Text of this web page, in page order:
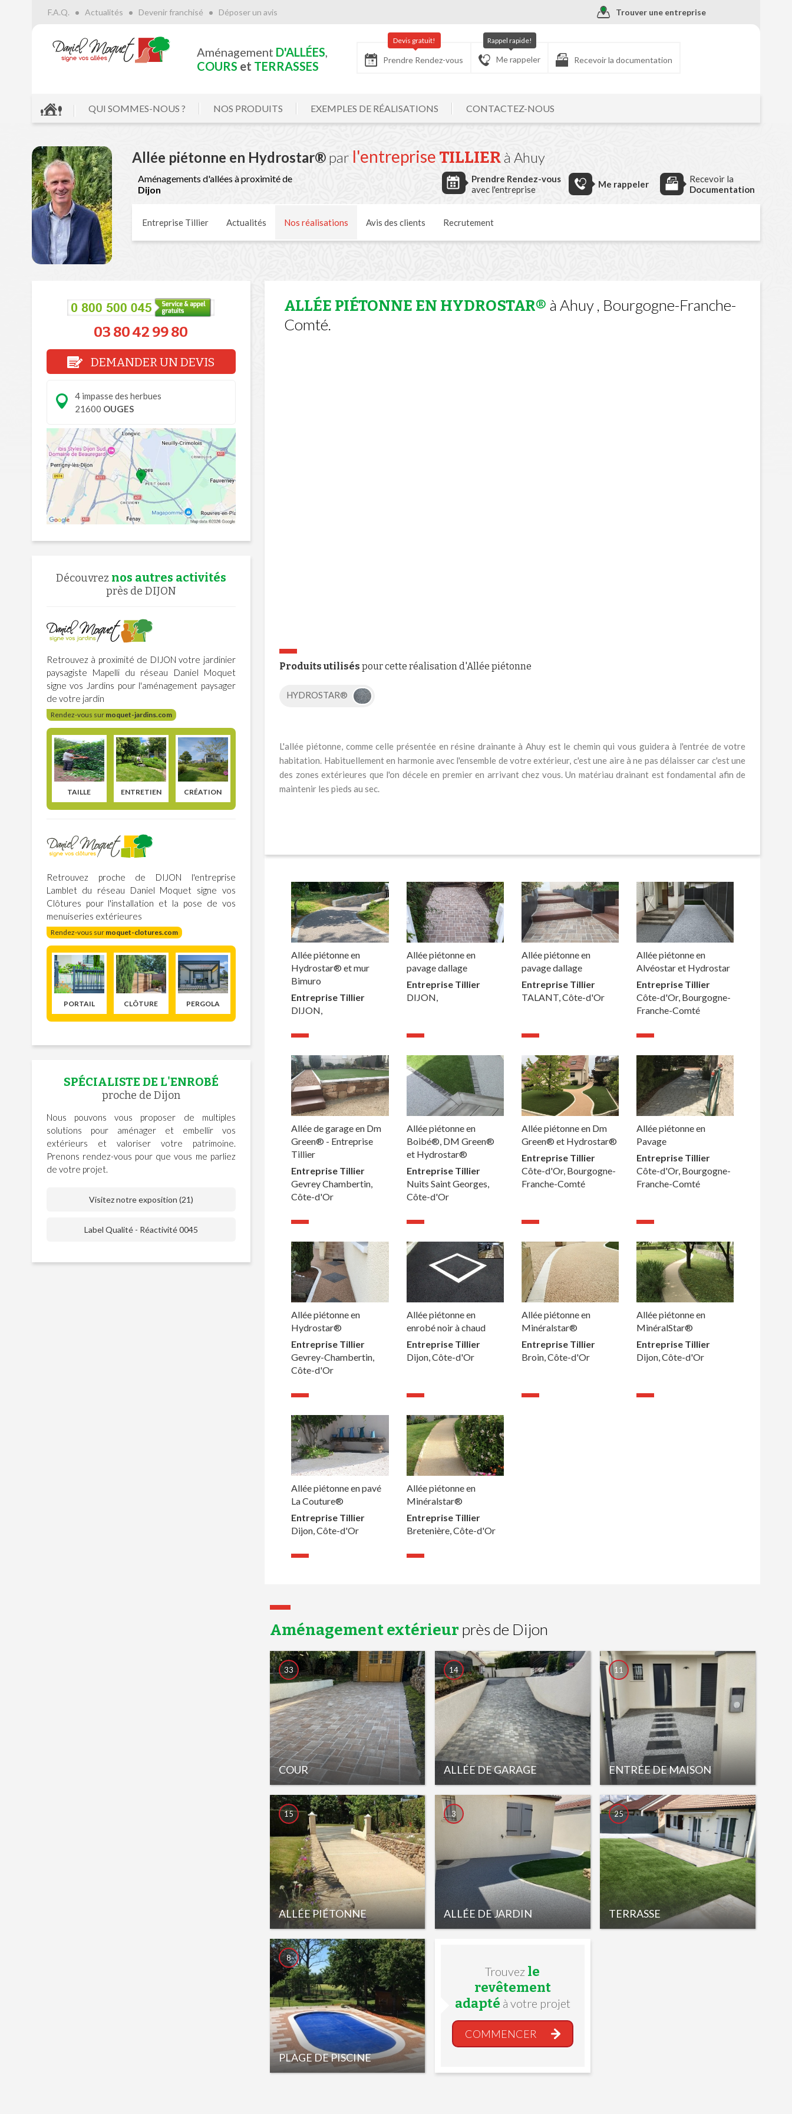
Trouver une entreprise
F.A.Q. Actualités Devenir franchisé Déposer un avis
Aménagement D'ALLÉES,
COURS et TERRASSES Prendre Rendez-vous
Devis gratuit!
Me rappeler
Rappel rapide!
Recevoir la documentation
QUI SOMMES-NOUS ? NOS PRODUITS EXEMPLES DE RÉALISATIONS CONTACTEZ-NOUS
Allée piétonne en Hydrostar®par l'entreprise TILLIERà Ahuy
Aménagements d'allées à proximité de
Dijon
Prendre Rendez-vous
avec l'entreprise
Me rappeler
Recevoir la
Documentation
Entreprise Tillier Actualités Nos réalisations Avis des clients Recrutement
03 80 42 99 80
DEMANDER UN DEVIS
4 impasse des herbues
21600 OUGES
Découvrez nos autres activités
près de DIJON
Retrouvez à proximité de DIJON votre jardinier
paysagiste Mapelli du réseau Daniel Moquet
signe vos Jardins pour l'aménagement paysager
de votre jardin
Rendez-vous sur moquet-jardins.com
TAILLE ENTRETIEN CRÉATION
Retrouvez proche de DIJON l'entreprise
Lamblet du réseau Daniel Moquet signe vos
Clôtures pour l'installation et la pose de vos
menuiseries extérieures
Rendez-vous sur moquet-clotures.com
PORTAIL CLÔTURE PERGOLA
SPÉCIALISTE DE L'ENROBÉ
proche de Dijon
Nous pouvons vous proposer de multiples
solutions pour aménager et embellir vos
extérieurs et valoriser votre patrimoine.
Prenons rendez-vous pour que vous me parliez
de votre projet.
Visitez notre exposition (21)
Label Qualité - Réactivité 0045
ALLÉE PIÉTONNE EN HYDROSTAR® à Ahuy , Bourgogne-Franche-
Comté.
Produits utilisés pour cette réalisation d'Allée piétonne
HYDROSTAR®
L'allée piétonne, comme celle présentée en résine drainante à Ahuy est le chemin qui vous guidera à l'entrée de votre
habitation. Habituellement en harmonie avec l'ensemble de votre extérieur, c'est une aire à ne pas délaisser car c'est une
des zones extérieures que l'on décele en premier en arrivant chez vous. Un matériau drainant est fondamental afin de
maintenir les pieds au sec.
Allée piétonne en
Hydrostar® et mur
Bimuro
Entreprise Tillier
DIJON,
Allée piétonne en
pavage dallage
Entreprise Tillier
DIJON,
Allée piétonne en
pavage dallage
Entreprise Tillier
TALANT, Côte-d'Or
Allée piétonne en
Alvéostar et Hydrostar
Entreprise Tillier
Côte-d'Or, Bourgogne-
Franche-Comté
Allée de garage en Dm
Green® - Entreprise
Tillier
Entreprise Tillier
Gevrey Chambertin,
Côte-d'Or
Allée piétonne en
Boibé®, DM Green®
et Hydrostar®
Entreprise Tillier
Nuits Saint Georges,
Côte-d'Or
Allée piétonne en Dm
Green® et Hydrostar®
Entreprise Tillier
Côte-d'Or, Bourgogne-
Franche-Comté
Allée piétonne en
Pavage
Entreprise Tillier
Côte-d'Or, Bourgogne-
Franche-Comté
Allée piétonne en
Hydrostar®
Entreprise Tillier
Gevrey-Chambertin,
Côte-d'Or
Allée piétonne en
enrobé noir à chaud
Entreprise Tillier
Dijon, Côte-d'Or
Allée piétonne en
Minéralstar®
Entreprise Tillier
Broin, Côte-d'Or
Allée piétonne en
MinéralStar®
Entreprise Tillier
Dijon, Côte-d'Or
Allée piétonne en pavé
La Couture®
Entreprise Tillier
Dijon, Côte-d'Or
Allée piétonne en
Minéralstar®
Entreprise Tillier
Bretenière, Côte-d'Or
Aménagement extérieur près de Dijon
COUR
33
ALLÉE DE GARAGE
14
ENTRÉE DE MAISON
11
ALLÉE PIÉTONNE
15
ALLÉE DE JARDIN
3
TERRASSE
25
PLAGE DE PISCINE
8
Trouvez le
revêtement
adapté à votre projet
COMMENCER